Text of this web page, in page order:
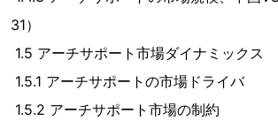
31）
1.5 アーチサポート市場ダイナミックス
1.5.1 アーチサポートの市場ドライバ
1.5.2 アーチサポート市場の制約